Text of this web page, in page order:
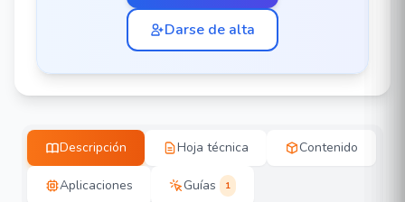
Darse de alta
Descripción Hoja técnica Contenido
Aplicaciones Guías 1